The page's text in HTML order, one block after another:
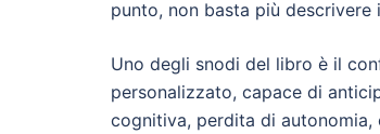
punto, non basta più descrivere
Uno degli snodi del libro è il
personalizzato, capace di
cognitiva, perdita di autonomia,